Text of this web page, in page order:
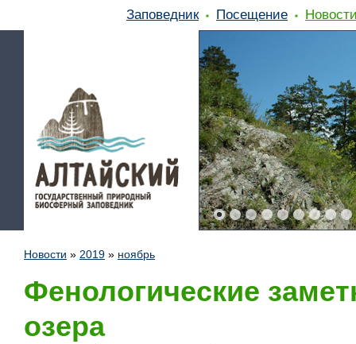
Заповедник Посещение
Новости » 2019 » ноябрь
Фенологические
озера